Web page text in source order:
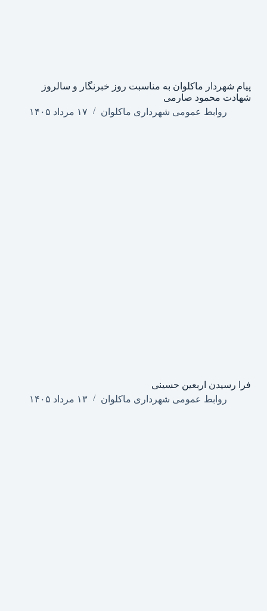
پیام شهردار ماکلوان به مناسبت روز خبرنگار و سالروز
شهادت محمود صارمی
روابط عمومی شهرداری ماکلوان
۱۷ مرداد ۱۴۰۵
فرا رسیدن اربعین حسینی
روابط عمومی شهرداری ماکلوان
۱۳ مرداد ۱۴۰۵